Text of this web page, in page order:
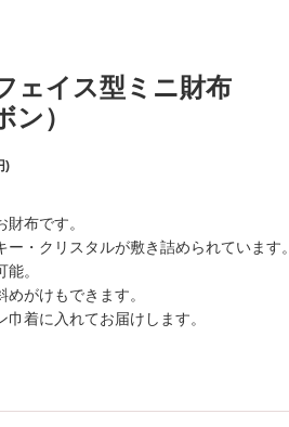
ェイス型ミニ財布
ン）
)
布です。
・クリスタルが敷き詰められています。
。
がけもできます。
着に入れてお届けします。